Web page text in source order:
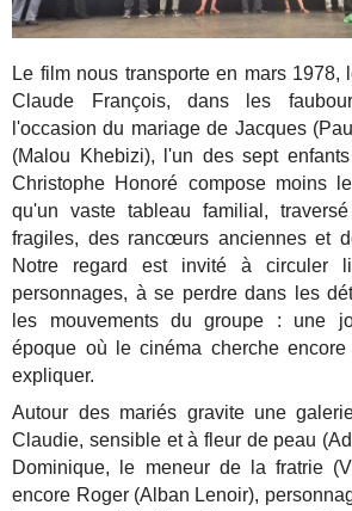
Le film nous transporte en mars 1978,
Claude François, dans les
l'occasion du mariage de Jacques
(Malou Khebizi), l'un des sept
Christophe Honoré compose moins
qu'un vaste tableau familial,
fragiles, des rancœurs anciennes et
Notre regard est invité à circuler
personnages, à se perdre dans les
les mouvements du groupe : une
époque où le cinéma cherche
expliquer.
Autour des mariés gravite une
Claudie, sensible et à fleur de peau
Dominique, le meneur de la fratrie
encore Roger (Alban Lenoir),